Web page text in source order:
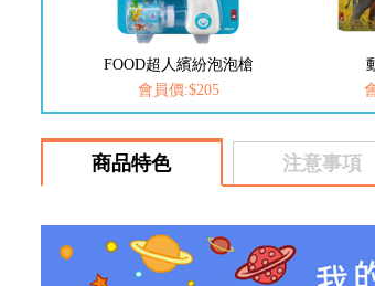
槍
動物大百科
會員價:$225
商品特色 注意事項